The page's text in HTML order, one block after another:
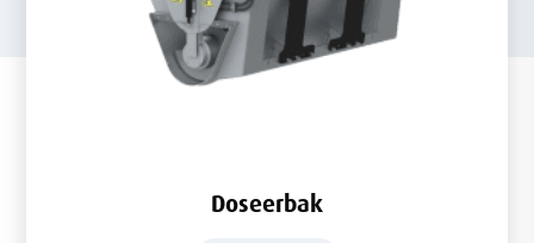
Doseerbak